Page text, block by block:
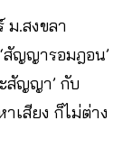
ม.สงขลา
สัญญารอมฎอน’
สัญญา’ กับ
าเสียง ก็ไม่ต่าง